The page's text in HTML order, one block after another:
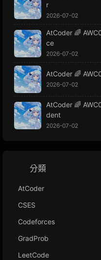
r
2026-07-02
AtCoder 🌈
ce
2026-07-02
AtCoder 🌈
2026-07-02
AtCoder 🌈
dent
2026-07-02
分類
AtCoder
CSES
Codeforces
GradProb
LeetCode